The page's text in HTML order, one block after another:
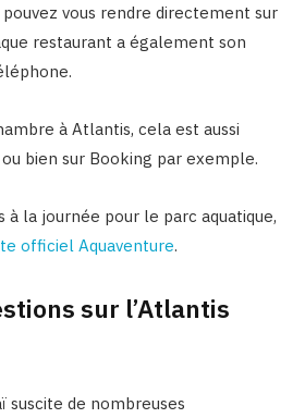
pouvez vous rendre directement sur
restaurant a également son
à Atlantis, cela est aussi
bien sur Booking par exemple.
à la journée pour le parc aquatique,
officiel Aquaventure.
sur l’Atlantis
suscite de nombreuses